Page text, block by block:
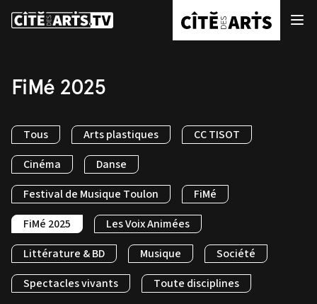
FiMé 2025
Tous Arts plastiques
CC TISOT
Cinéma
Danse
Festival de Musique Toulon
FiMé
FiMé 2025
Les Voix Animées
Littérature & BD
Musique
Société
Spectacles vivants
Toute disciplines